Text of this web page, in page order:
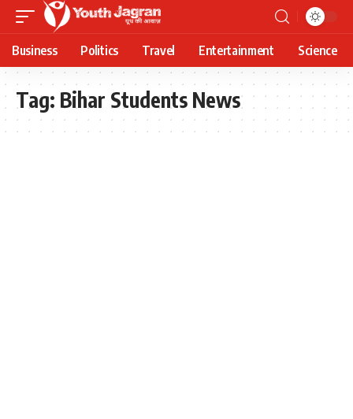
Business Politics Travel Entertainment Science
Tag: Bihar Students News